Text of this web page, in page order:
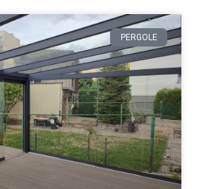
PERGOLE